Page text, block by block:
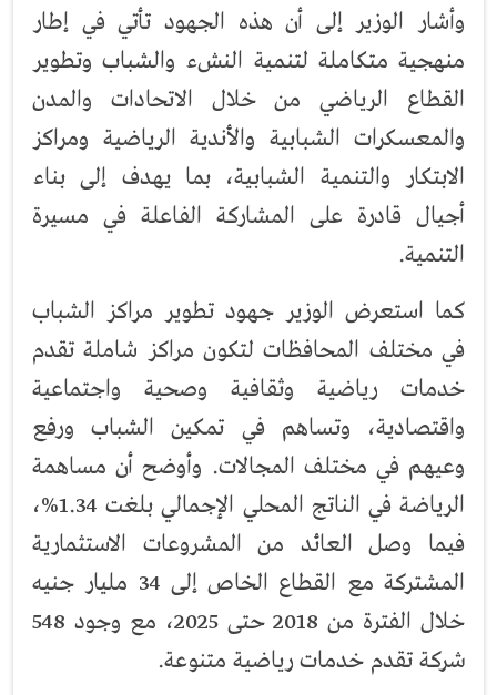
وأشار الوزير إلى أن هذه الجهود تأتي في إطار
منهجية متكاملة لتنمية النشء والشباب وتطوير
القطاع الرياضي من خلال الاتحادات والمدن
والمعسكرات الشبابية والأندية الرياضية ومراكز
الابتكار والتنمية الشبابية، بما يهدف إلى بناء
أجيال قادرة على المشاركة الفاعلة في مسيرة
التنمية.
كما استعرض الوزير جهود تطوير مراكز الشباب
في مختلف المحافظات لتكون مراكز شاملة تقدم
خدمات رياضية وثقافية وصحية واجتماعية
واقتصادية، وتساهم في تمكين الشباب ورفع
وعيهم في مختلف المجالات. وأوضح أن مساهمة
الرياضة في الناتج المحلي الإجمالي بلغت 1.34%،
فيما وصل العائد من المشروعات الاستثمارية
المشتركة مع القطاع الخاص إلى 34 مليار جنيه
خلال الفترة من 2018 حتى 2025، مع وجود 548
شركة تقدم خدمات رياضية متنوعة.